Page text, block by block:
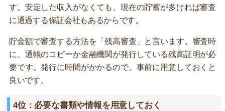
す。安定した収入がなくても、現在の貯蓄が多ければ審査
に通過する保証会社もあるからです。
貯金額で審査する方法を「残高審査」と言います。審査時
に、通帳のコピーか金融機関が発行している残高証明が必
要です。発行に時間がかかるので、事前に用意しておくと
良いです。
4位：必要な書類や情報を用意しておく